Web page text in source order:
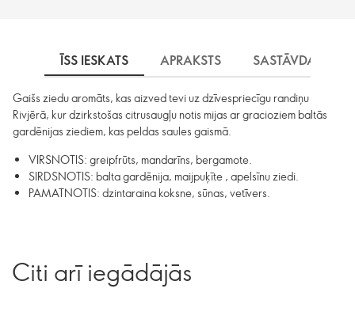
ĪSS IESKATS APRAKSTS SASTĀVDAĻAS
Gaišs ziedu aromāts, kas aizved tevi uz dzīvespriecīgu randiņu
Rivjērā, kur dzirkstošas citrusaugļu notis mijas ar gracioziem baltās
gardēnijas ziediem, kas peldas saules gaismā.
VIRSNOTIS: greipfrūts, mandarīns, bergamote.
SIRDSNOTIS: balta gardēnija, maijpuķīte , apelsīnu ziedi.
PAMATNOTIS: dzintaraina koksne, sūnas, vetīvers.
Citi arī iegādājās